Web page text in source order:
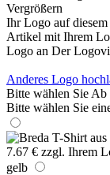
Vergrößern
Ihr Logo auf
Artikel mit Ihrem
Logo an Der
Anderes Logo
Bitte wählen Sie Ab
Bitte wählen Sie
gelb